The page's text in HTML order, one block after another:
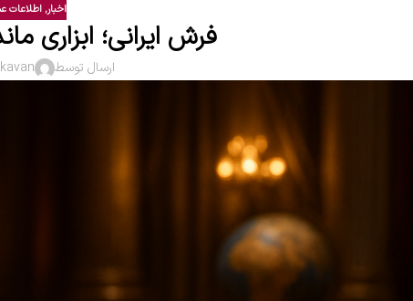
اخبار,اطلاعات
فرش ایرانی؛ ابزاری
ارسال توسط kavan